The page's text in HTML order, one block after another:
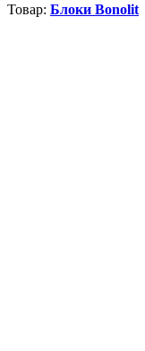
Товар: Блоки Bonolit